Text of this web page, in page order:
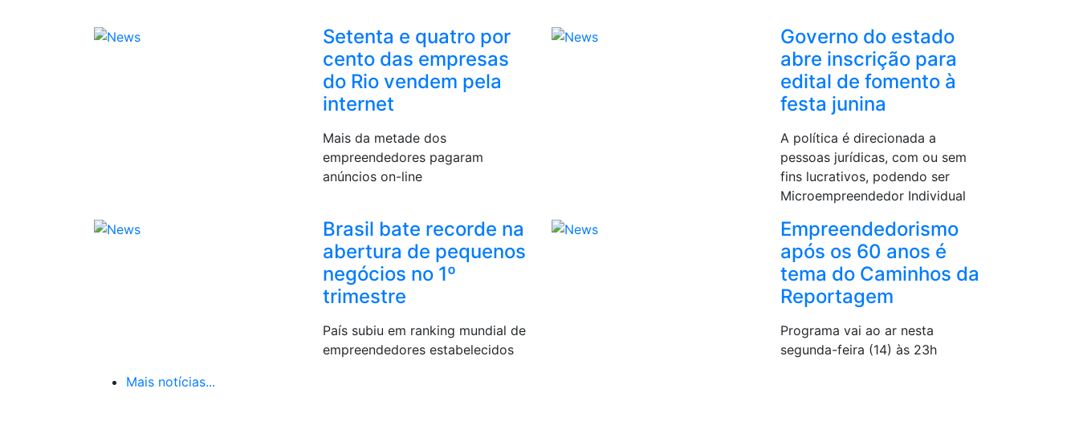
Setenta e quatro por
cento das empresas
do Rio vendem pela
internet
Mais da metade dos
empreendedores pagaram
anúncios on-line
Governo do estado
abre inscrição para
edital de fomento à
festa junina
A política é direcionada a
pessoas jurídicas, com ou sem
fins lucrativos, podendo ser
Microempreendedor Individual
Brasil bate recorde na
abertura de pequenos
negócios no 1º
trimestre
País subiu em ranking mundial de
empreendedores estabelecidos
Empreendedorismo
após os 60 anos é
tema do Caminhos da
Reportagem
Programa vai ao ar nesta
segunda-feira (14) às 23h
Mais notícias...